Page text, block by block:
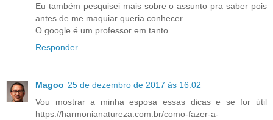
Eu também pesquisei mais sobre o assunto pra saber pois
antes de me maquiar queria conhecer.
O google é um professor em tanto.
Responder
Magoo 25 de dezembro de 2017 às 16:02
Vou mostrar a minha esposa essas dicas e se for útil
https://harmonianatureza.com.br/como-fazer-a-